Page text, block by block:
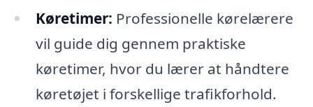
Køretimer: Professionelle kørelærere
vil guide dig gennem praktiske
køretimer, hvor du lærer at håndtere
køretøjet i forskellige trafikforhold.